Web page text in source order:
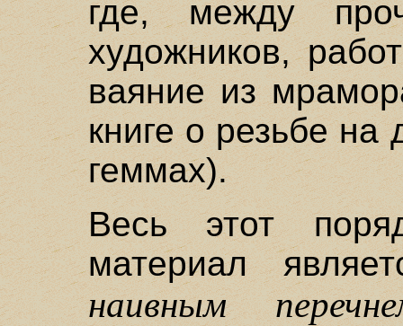
где, между
художников,
ваяние из
книге о резьбе на
геммах).
Весь этот
материал
наивным